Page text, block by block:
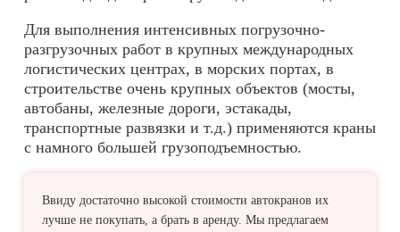
Для выполнения интенсивных погрузочно-
разгрузочных работ в крупных международных
логистических центрах, в морских портах, в
строительстве очень крупных объектов (мосты,
автобаны, железные дороги, эстакады,
транспортные развязки и т.д.) применяются краны
с намного большей грузоподъемностью.
Ввиду достаточно высокой стоимости автокранов их
лучше не покупать, а брать в аренду. Мы предлагаем